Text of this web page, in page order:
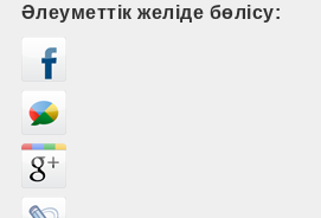
Әлеуметтік желіде бөлісу: